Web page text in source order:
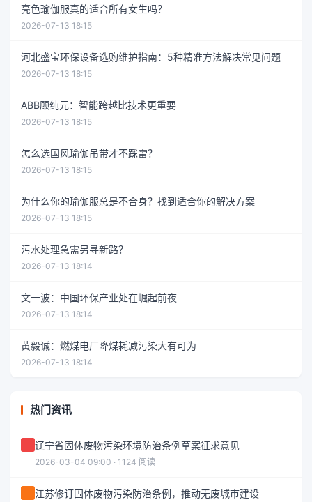
亮色瑜伽服真的适合所有女生吗？
2026-07-13 18:15
河北盛宝环保设备选购维护指南：5种精准方法解决常见问题
2026-07-13 18:15
ABB顾纯元：智能跨越比技术更重要
2026-07-13 18:15
怎么选国风瑜伽吊带才不踩雷？
2026-07-13 18:15
为什么你的瑜伽服总是不合身？找到适合你的解决方案
2026-07-13 18:15
污水处理急需另寻新路？
2026-07-13 18:14
文一波：中国环保产业处在崛起前夜
2026-07-13 18:14
黄毅诚：燃煤电厂降煤耗减污染大有可为
2026-07-13 18:14
热门资讯
辽宁省固体废物污染环境防治条例草案征求意见
2026-03-04 09:00 · 1124 阅读
江苏修订固体废物污染防治条例，推动无废城市建设